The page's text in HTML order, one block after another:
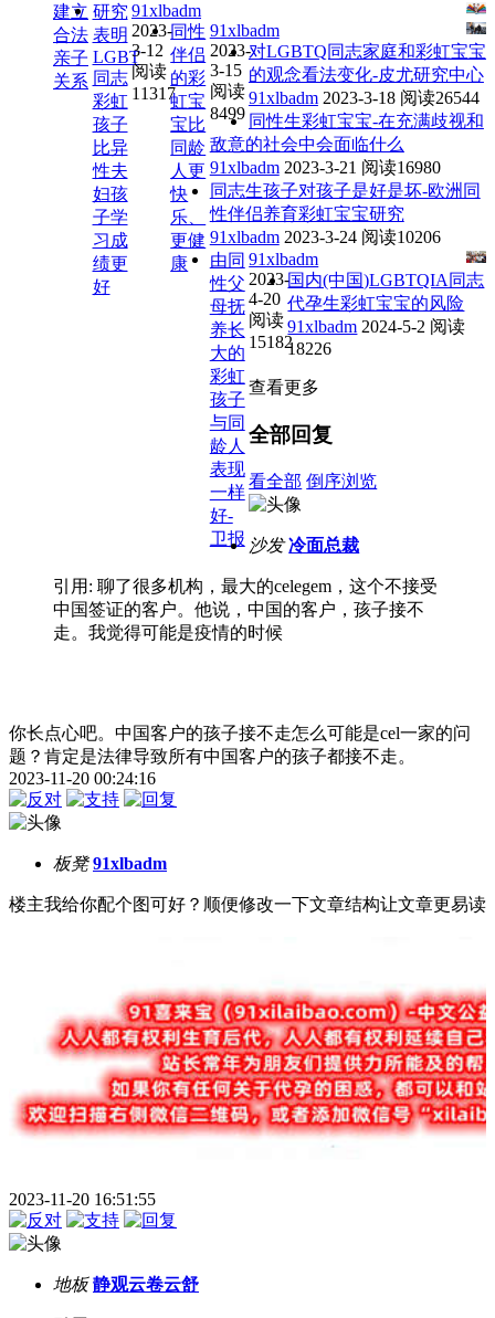
建立
合法
亲子
关系
研究
表明
LGBT
同志
彩虹
孩子
比异
性夫
妇孩
子学
习成
绩更
好
91xlbadm
2023-
3-12
阅读
11317
同性
伴侣
的彩
虹宝
宝比
同龄
人更
快
乐、
更健
康
91xlbadm
2023-
3-15
阅读
8499
对LGBTQ同志家庭和彩虹宝宝
的观念看法变化-皮尤研究中心
91xlbadm 2023-3-18 阅读26544
同性生彩虹宝宝-在充满歧视和
敌意的社会中会面临什么
91xlbadm 2023-3-21 阅读16980
同志生孩子对孩子是好是坏-欧洲同
性伴侣养育彩虹宝宝研究
91xlbadm 2023-3-24 阅读10206
由同
性父
母抚
养长
大的
彩虹
孩子
与同
龄人
表现
一样
好-
卫报
91xlbadm
2023-
4-20
阅读
15182
国内(中国)LGBTQIA同志
代孕生彩虹宝宝的风险
91xlbadm 2024-5-2 阅读
18226
查看更多
全部回复
看全部 倒序浏览
沙发 冷面总裁
引用: 聊了很多机构，最大的celegem，这个不接受
中国签证的客户。他说，中国的客户，孩子接不
走。我觉得可能是疫情的时候
你长点心吧。中国客户的孩子接不走怎么可能是cel一家的问
题？肯定是法律导致所有中国客户的孩子都接不走。
2023-11-20 00:24:16
板凳 91xlbadm
楼主我给你配个图可好？顺便修改一下文章结构让文章更易读
2023-11-20 16:51:55
地板 静观云卷云舒